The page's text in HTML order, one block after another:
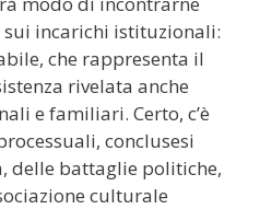
sui incarichi istituzionali:
che rappresenta il
rivelata anche
e familiari. Certo, c’è
conclusesi
delle battaglie politiche,
culturale